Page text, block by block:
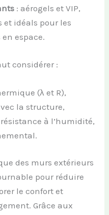
: aérogels et VIP,
idéals pour les
espace.
considérer :
(λ et R),
la structure,
à l’humidité,
des murs extérieurs
pour réduire
le confort et
Grâce aux